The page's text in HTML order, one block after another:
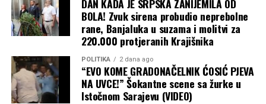
DAN KADA JE SRPSKA ZANIJEMILA OD
BOLA! Zvuk sirena probudio neprebolne
rane, Banjaluka u suzama i molitvi za
220.000 protjeranih Krajišnika
POLITIKA 2 dana ago
“EVO KOME GRADONAČELNIK ĆOSIĆ PJEVA
NA UVCE!” Šokantne scene sa žurke u
Istočnom Sarajevu (VIDEO)